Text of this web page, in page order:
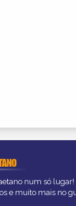
num só
e muito mais no